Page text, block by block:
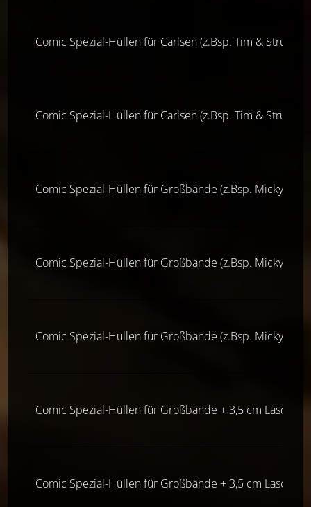
Comic Spezial-Hüllen für Carlsen (z.Bsp. Tim & Struppi)
Comic Spezial-Hüllen für Carlsen (z.Bsp. Tim & Struppi)
Comic Spezial-Hüllen für Großbände (z.Bsp. Micky
Comic Spezial-Hüllen für Großbände (z.Bsp. Micky
Comic Spezial-Hüllen für Großbände (z.Bsp. Micky
Comic Spezial-Hüllen für Großbände + 3,5 cm Lasche
Comic Spezial-Hüllen für Großbände + 3,5 cm Lasche